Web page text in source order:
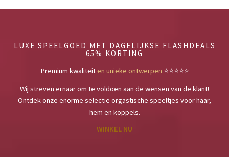
LUXE SPEELGOED MET DAGELIJKSE FLASHDEALS
65% KORTING
Premium kwaliteiten unieke ontwerpen ⭐️⭐️⭐️⭐️⭐️
Wij streven ernaar om te voldoen aan de wensen van de klant!
Ontdek onze enorme selectie orgastische speeltjes voor haar,
hem en koppels.
WINKEL NU